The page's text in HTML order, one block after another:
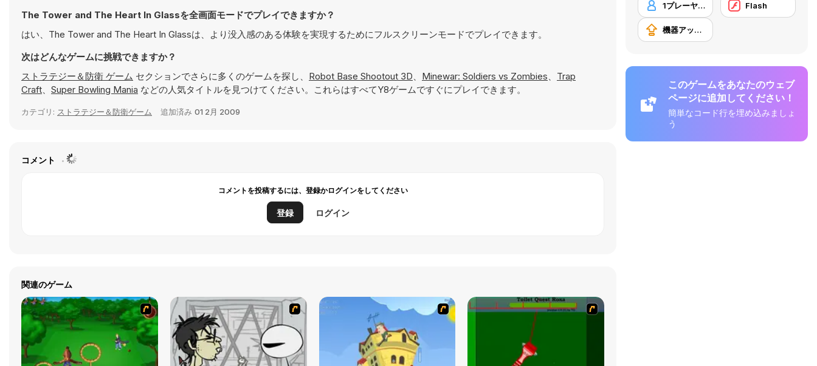
The Tower and The Heart In Glassを全画面モードでプレイできますか？
はい、The Tower and The Heart In Glassは、より没入感のある体験を実現するためにフルスクリーンモードでプレイできます。
次はどんなゲームに挑戦できますか？
ストラテジー＆防衛 ゲーム セクションでさらに多くのゲームを探し、 Robot Base Shootout 3D、 Minewar: Soldiers vs Zombies、 Trap
Craft、 Super Bowling Mania などの人気タイトルを見つけてください。これらはすべてY8ゲームですぐにプレイできます。
カテゴリ: ストラテジー＆防衛ゲーム 追加済み 01 2月 2009
コメント
コメントを投稿するには、登録かログインをしてください
登録 ログイン
関連のゲーム
1プレーヤー Flash
機器アップグレードの購入
このゲームをあなたのウェブ
ページに追加してください！
簡単なコード行を埋め込みましょ
う